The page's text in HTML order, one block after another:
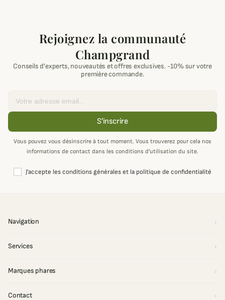
Rejoignez la communauté
Champgrand
Conseils d'experts, nouveautés et offres exclusives. -10% sur votre
première commande.
S'inscrire
Vous pouvez vous désinscrire à tout moment. Vous trouverez pour cela nos
informations de contact dans les conditions d'utilisation du site.
J'accepte les conditions générales et la politique de confidentialité
Navigation
Services
Marques phares
Contact